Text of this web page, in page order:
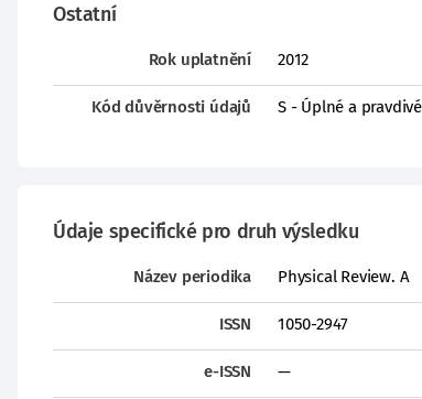
Ostatní
Rok uplatnění 2012
Kód důvěrnosti údajů S - Úplné a
Údaje specifické pro druh výsledku
Název periodika Physical Review. A
ISSN 1050-2947
e-ISSN —